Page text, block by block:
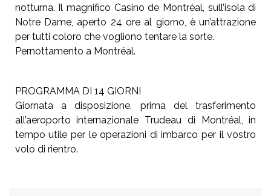
notturna. Ilmagnifico Casino de Montréal, sull’isola di
Notre Dame, aperto 24 oreal giorno, è un’attrazione
per tutti coloro che vogliono tentare la sorte.
Pernottamento a Montréal.
PROGRAMMA DI 14 GIORNI
Giornata a disposizione, prima del trasferimento
all’aeroporto internazionale Trudeau di Montréal, in
tempo utile per le operazioni di imbarco per il vostro
volo di rientro.